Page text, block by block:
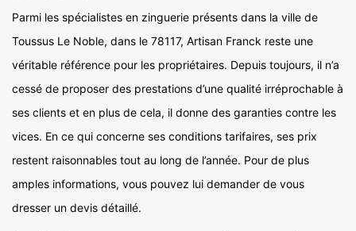
Parmi les spécialistes en zinguerie présents dans la ville de
Toussus Le Noble, dans le 78117, Artisan Franck reste une
véritable référence pour les propriétaires. Depuis toujours, il n’a
cessé de proposer des prestations d’une qualité irréprochable à
ses clients et en plus de cela, il donne des garanties contre les
vices. En ce qui concerne ses conditions tarifaires, ses prix
restent raisonnables tout au long de l’année. Pour de plus
amples informations, vous pouvez lui demander de vous
dresser un devis détaillé.